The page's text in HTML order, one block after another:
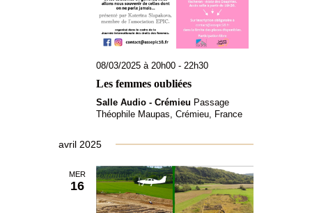
08/03/2025 à 20h00 - 22h30
Les femmes oubliées
Salle Audio - Crémieu Passage
Théophile Maupas, Crémieu, France
avril 2025
MER
16